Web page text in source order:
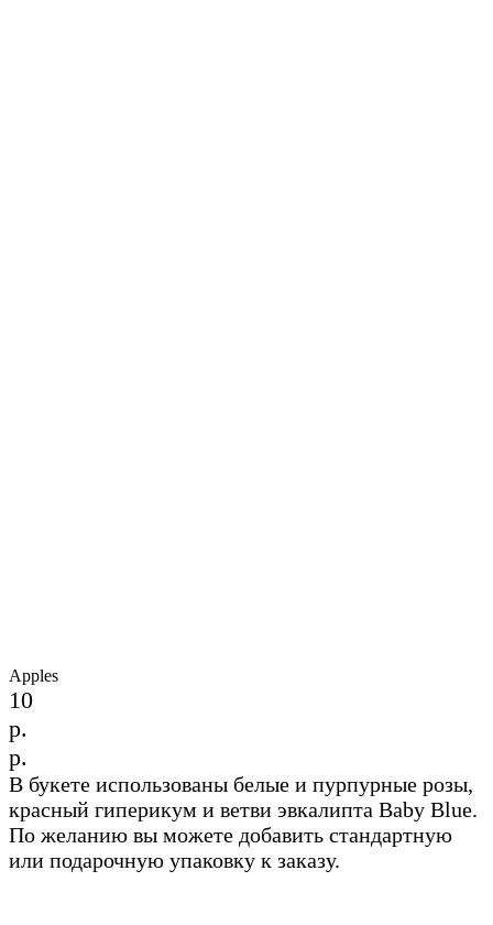
Apples
10
р.
р.
В букете использованы белые и пурпурные розы,
красный гиперикум и ветви эвкалипта Baby Blue.
По желанию вы можете добавить стандартную
или подарочную упаковку к заказу.